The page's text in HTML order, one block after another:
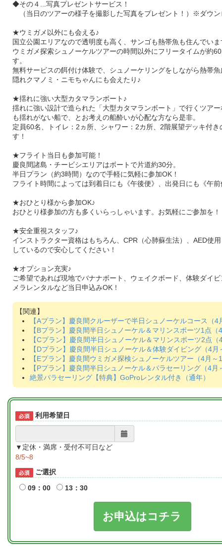
◆その４...写真プレゼントサービス！
（当日のツアーの様子を撮影した写真をプレゼント！）※ダウン
★ウミガメ以外にも会える♪
国立公園エリアなので透明度も高く、サンゴも熱帯魚も住んでい
ウミガメ探索シュノーケルツアーの時間以外にフリータイムが約
す。
無料サービスの餌付け体験で、シュノーケリングをしながら熱帯
隠れクマノミ・ニモちゃんにも会えたり♪
★揺れに強い大型カタマランボート♪
揺れに強い設計で造られた「大型カタマランボート」で行くツア
も揺れがない船で、とお考えの船酔いが心配な方なら是非。
定員60名、トイレ：2ヵ所、シャワー：2カ所、2階展望デッキ付き
す！
★フライト当日も参加可能！
慶良間諸島・チービシエリアはボートで片道約30分。
半日プラン（約3時間）なので手軽に気軽に参加OK！
フライト時間によっては到着日にも《午後便》、出発日にも《午
★おひとり様から参加OK♪
おひとり様参加の方も多くいらっしゃいます。お気軽にご参加を！
★安全重視スタッフ♪
インストラクター資格はもちろん、CPR（心肺蘇生法）、AED使
しているので安心してください！
★オプション充実♪
ご希望であれば現地でバナナボート、ウェイクボード、体験ダイ
メラレンタルなど当日申込みOK！
【Aプラン】慶良間クルーザーで半日シュノーケルコース（4
【Bプラン】慶良間半日シュノーケル＆マリンスポーツ1点（
【Cプラン】慶良間半日シュノーケル＆マリンスポーツ2点
【Dプラン】慶良間半日シュノーケル＆体験ダイビング（4月
【Eプラン】慶良間ウミガメ探検シュノーケルツアー（4月～
【Pプラン】慶良間半日シュノーケル＆パラセーリング（4月
絶景パラセーリング【特典】GoProレンタル付き（通年）
利用希望日
▼定休・満席・受付不可日など
8/5~8
ご選択
09：00
13：30
お申込はコチラ